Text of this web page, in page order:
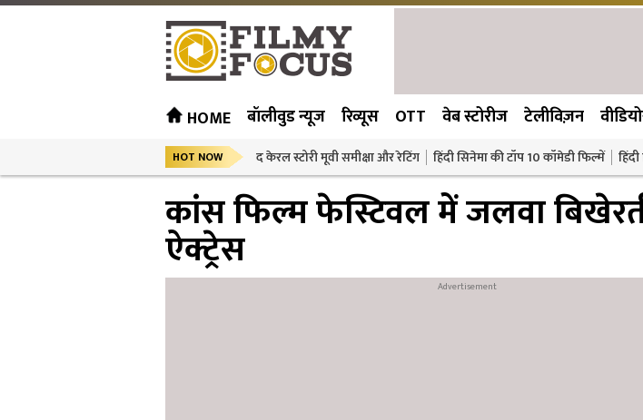
HOME बॉलीवुड न्यूज रिव्यूस OTT वेब स्टोरीज टेलीविज़न
HOT NOW द केरल स्टोरी मूवी समीक्षा और रेटिंग हिंदी सिनेमा की टॉप 10 कॉमेडी फिल्में
कांस फिल्म फेस्टिवल में जलवा
ऐक्ट्रेस